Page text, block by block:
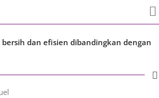
dan efisien dibandingkan dengan